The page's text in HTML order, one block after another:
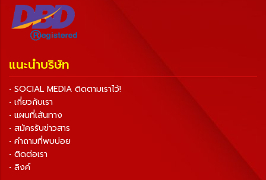
แนะนำบริษัท
• SOCIAL MEDIA ติดตามเราไว้!
• เกี่ยวกับเรา
• แผนที่เส้นทาง
• สมัครรับข่าวสาร
• คำถามที่พบบ่อย
• ติดต่อเรา
• ลิงค์